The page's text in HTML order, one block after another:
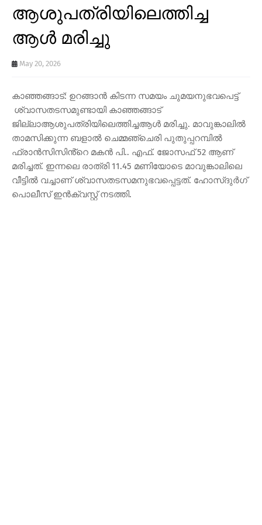
ആശുപത്രിയിലെത്തിച്ച
ആൾ മരിച്ചു
May 20, 2026
കാഞ്ഞങ്ങാട്: ഉറങ്ങാൻ കിടന്ന സമയം ചുമയനുഭവപെട്ട്
ശ്വാസതടസമുണ്ടായി കാഞ്ഞങ്ങാട്
ജില്ലാആശുപത്രിയിലെത്തിച്ചആൾ മരിച്ചു. മാവുങ്കാലിൽ
താമസിക്കുന്ന ബളാൽ ചെമ്മഞ്ചെരി പുതുപ്പറമ്പിൽ
ഫ്രാൻസിസിൻ്റെ മകൻ പി.. എഫ്. ജോസഫ് 52 ആണ്
മരിച്ചത്. ഇന്നലെ രാത്രി 11.45 മണിയോടെ മാവുങ്കാലിലെ
വീട്ടിൽ വച്ചാണ് ശ്വാസതടസമനുഭവപ്പെട്ടത്. ഹോസ്ദുർഗ്
പൊലീസ് ഇൻക്വസ്റ്റ് നടത്തി.